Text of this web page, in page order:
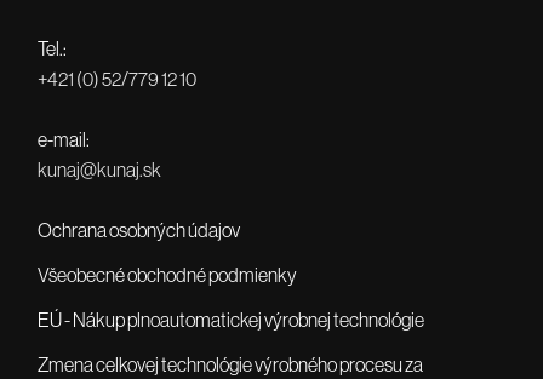
Tel.:
+421 (0) 52/779 12 10
e-mail:
kunaj@kunaj.sk
Ochrana osobných údajov
Všeobecné obchodné podmienky
EÚ - Nákup plnoautomatickej výrobnej technológie
Zmena celkovej technológie výrobného procesu za